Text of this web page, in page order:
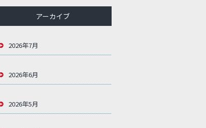
アーカイブ
2026年7月
2026年6月
2026年5月